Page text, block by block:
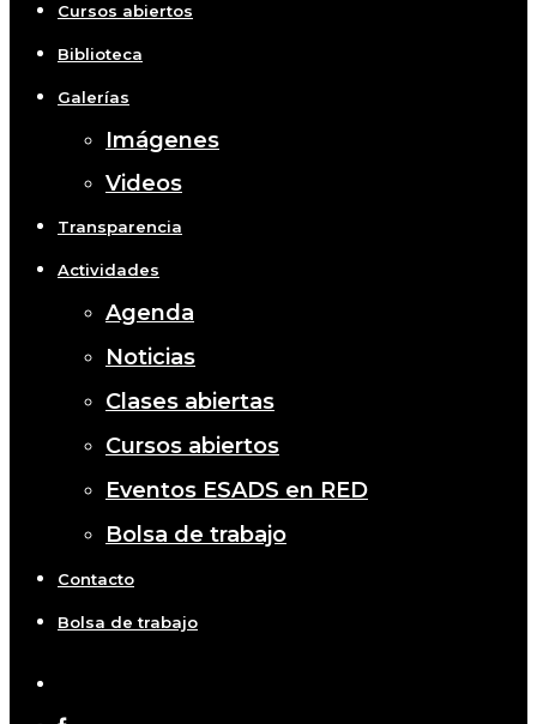
Cursos abiertos
Biblioteca
Galerías
Imágenes
Videos
Transparencia
Actividades
Agenda
Noticias
Clases abiertas
Cursos abiertos
Eventos ESADS en RED
Bolsa de trabajo
Contacto
Bolsa de trabajo